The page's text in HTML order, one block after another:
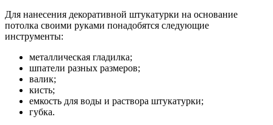
Для нанесения декоративной штукатурки на основание
потолка своими руками понадобятся следующие
инструменты:
металлическая гладилка;
шпатели разных размеров;
валик;
кисть;
емкость для воды и раствора штукатурки;
губка.